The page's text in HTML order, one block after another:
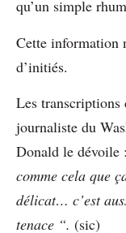
qu’un simple
Cette information
d’initiés.
Les transcriptions
journaliste du
Donald le dévoile :
comme cela que
délicat… c’est
tenace “. (sic)